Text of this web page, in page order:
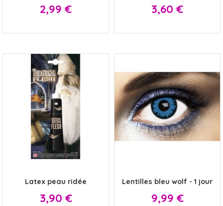
Prix
2,99 € Prix
3,60 €
Latex peau ridée
Prix
3,90 €
Lentilles bleu wolf - 1 jour
Prix
9,99 €